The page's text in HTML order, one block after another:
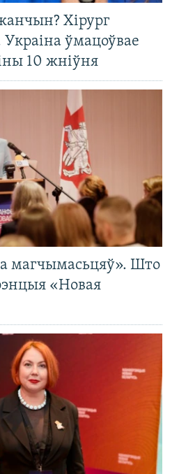
Хірург
ўмацоўвае
10 жніўня
магчымасьцяў». Што
«Новая